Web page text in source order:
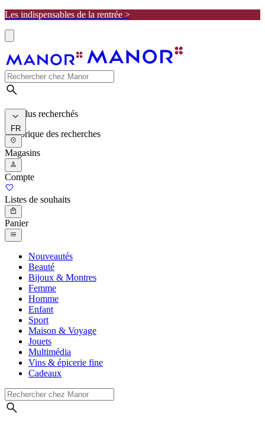
Les indispensables de la rentrée >
Les plus recherchés
Historique des recherches
FR
Magasins
Compte
Listes de souhaits
Panier
Nouveautés
Beauté
Bijoux & Montres
Femme
Homme
Enfant
Sport
Maison & Voyage
Jouets
Multimédia
Vins & épicerie fine
Cadeaux